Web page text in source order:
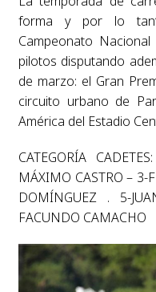
forma y por lo
Campeonato
pilotos disputando
de marzo: el Gran
circuito urbano de
América del Estadio
CATEGORÍA
MÁXIMO CASTRO – 3-
DOMÍNGUEZ . 5-
FACUNDO CAMACHO